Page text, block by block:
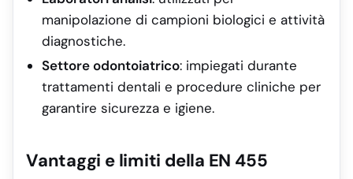
manipolazione di campioni biologici e attività
diagnostiche.
Settore odontoiatrico: impiegati durante
trattamenti dentali e procedure cliniche per
garantire sicurezza e igiene.
Vantaggi e limiti della EN 455